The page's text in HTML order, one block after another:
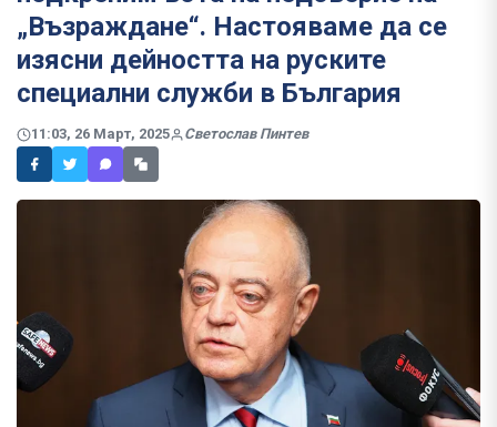
„Възраждане“. Настояваме да се
изясни дейността на руските
специални служби в България
11:03, 26 Март, 2025 Светослав Пинтев